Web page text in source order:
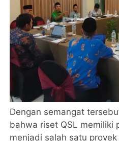
Dengan semangat
bahwa riset QSL memiliki
menjadi salah satu